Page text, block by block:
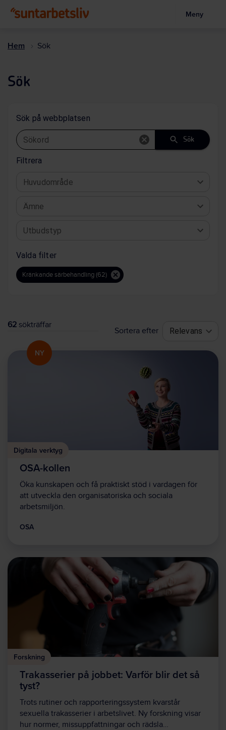
Meny
Hem Sök
Sök
Sök på webbplatsen
Sökord Sök
Filtrera
Huvudområde
Ämne
Utbudstyp
Valda filter
Kränkande särbehandling (62)
62 sökträffar
Sortera efter Relevans
NY
Digitala verktyg
OSA-kollen
Öka kunskapen och få praktiskt stöd i vardagen för
att utveckla den organisatoriska och sociala
arbetsmiljön.
OSA
Forskning
Trakasserier på jobbet: Varför blir det så
tyst?
Trots rutiner och rapporteringssystem kvarstår
sexuella trakasserier i arbetslivet. Ny forskning visar
hur normer, missuppfattningar och rädsla…